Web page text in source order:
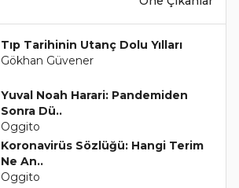
Tıp Tarihinin Utanç Dolu Yılları
Gökhan Güvener
Yuval Noah Harari: Pandemiden
Sonra Dü..
Oggito
Koronavirüs Sözlüğü: Hangi Terim
Ne An..
Oggito